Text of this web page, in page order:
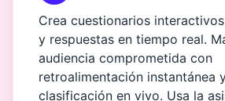
Crea cuestionarios
y respuestas en tiempo real.
audiencia comprometida con
retroalimentación instantánea
clasificación en vivo. Usa la